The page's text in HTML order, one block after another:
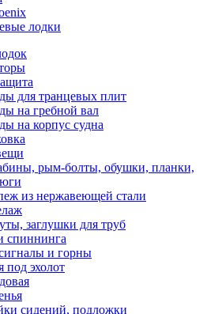
лодки
для транцевых плит
на гребной вал
на корпус судна
рым-болты, обушки, планки,
из нержавеющей стали
заглушки для труб
спиннинга
и горны
под эхолот
сидений, подложки